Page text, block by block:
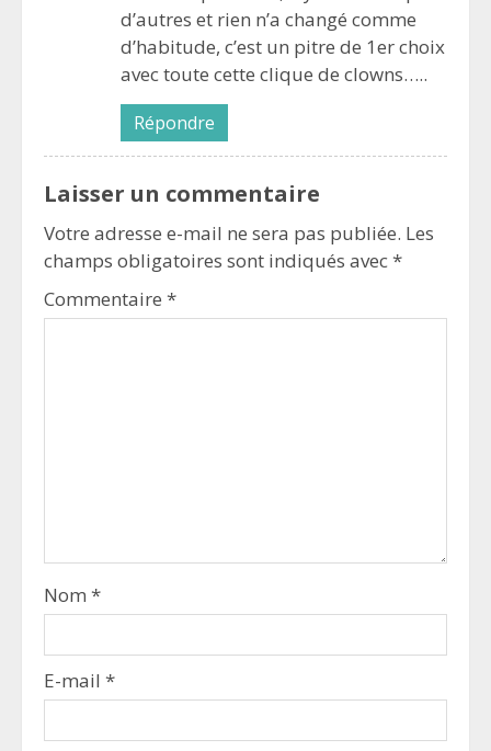
d’autres et rien n’a changé comme
d’habitude, c’est un pitre de 1er choix
avec toute cette clique de clowns…..
Répondre
Laisser un commentaire
Votre adresse e-mail ne sera pas publiée. Les
champs obligatoires sont indiqués avec*
Commentaire *
Nom *
E-mail *